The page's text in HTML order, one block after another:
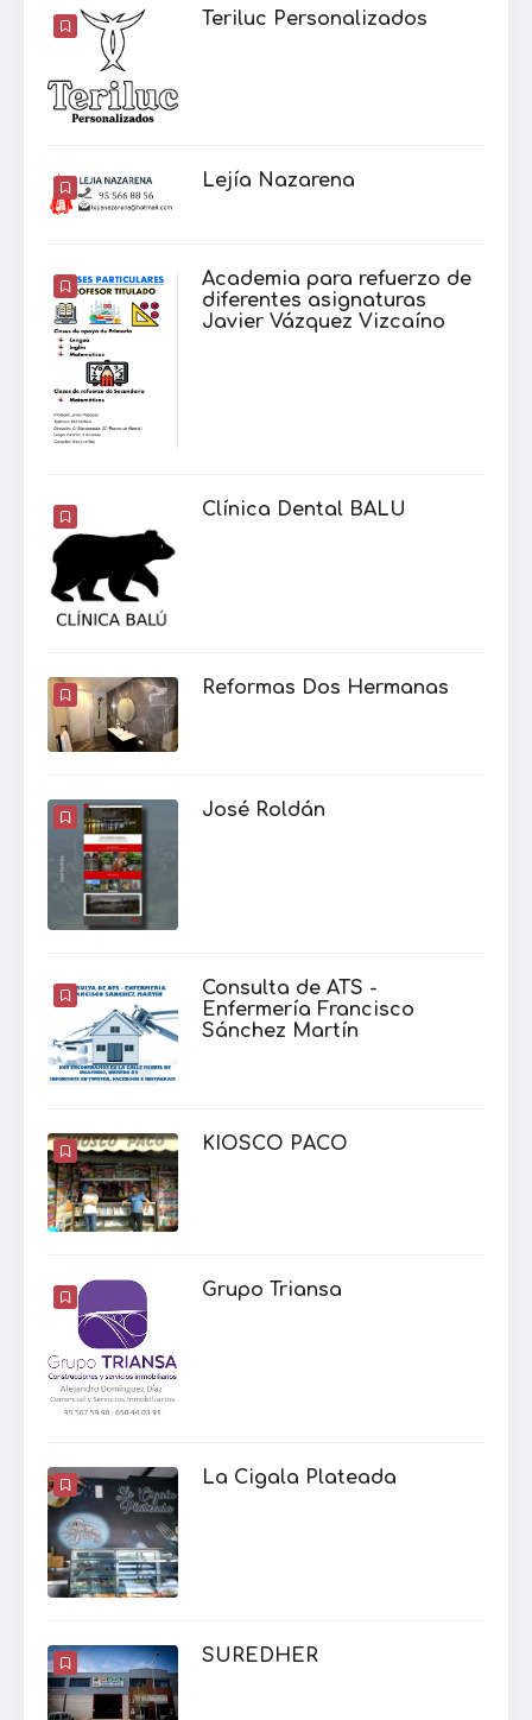
Teriluc Personalizados
Lejía Nazarena
Academia para refuerzo de
diferentes asignaturas
Javier Vázquez Vizcaíno
Clínica Dental BALU
Reformas Dos Hermanas
José Roldán
Consulta de ATS -
Enfermería Francisco
Sánchez Martín
KIOSCO PACO
Grupo Triansa
La Cigala Plateada
SUREDHER